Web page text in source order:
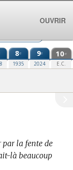
8e
1935
9e
2024
10e
E.C.
par la fente de
là beaucoup
OUVRIR